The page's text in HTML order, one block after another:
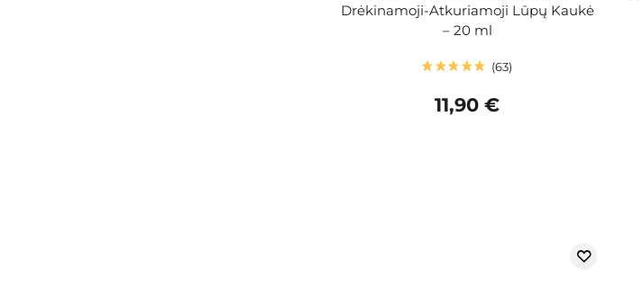
Drėkinamoji-Atkuriamoji Lūpų Kaukė
– 20 ml
63
11,90 €